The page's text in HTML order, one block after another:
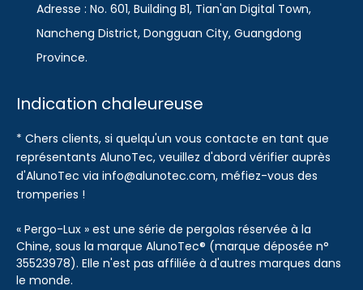
Adresse : No. 601, Building B1, Tian'an Digital Town,
Nancheng District, Dongguan City, Guangdong
Province.
Indication chaleureuse
* Chers clients, si quelqu'un vous contacte en tant que
représentants AlunoTec, veuillez d'abord vérifier auprès
d'AlunoTec via info@alunotec.com, méfiez-vous des
tromperies !
« Pergo-Lux » est une série de pergolas réservée à la
Chine, sous la marque AlunoTec® (marque déposée n°
35523978). Elle n'est pas affiliée à d'autres marques dans
le monde.